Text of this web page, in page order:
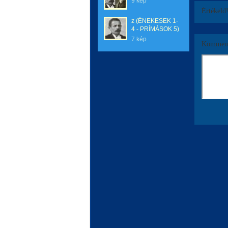
z (ÉNEKESEK 1-
4 - PRÍMÁSOK 5)
7 kép
Értékeld!